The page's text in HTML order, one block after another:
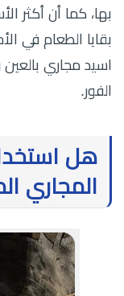
بها، كما أن أكثر
بقايا الطعام في
اسيد مجاري
الفور.
هل
المجاري